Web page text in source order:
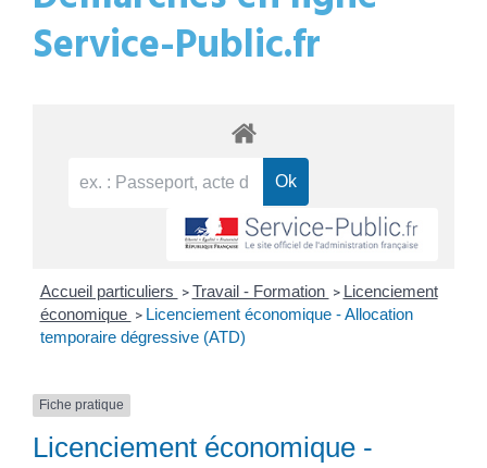
Service-Public.fr
Accueil particuliers > Travail - Formation > Licenciement
économique > Licenciement économique - Allocation
temporaire dégressive (ATD)
Fiche pratique
Licenciement économique -